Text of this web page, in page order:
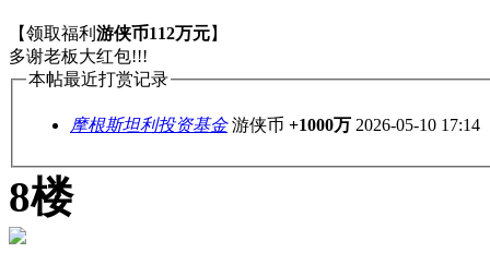
【领取福利 游侠币112万元】
多谢老板大红包!!!
本帖最近打赏记录
摩根斯坦利投资基金 游侠币 +1000万 2026-05-10 17:14
8楼